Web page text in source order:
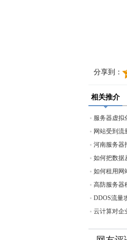
分享到：
相关推介
服务器虚拟
网站受到流
河南服务器
如何把数据
如何租用网
高防服务器
DDOS流量
云计算对企